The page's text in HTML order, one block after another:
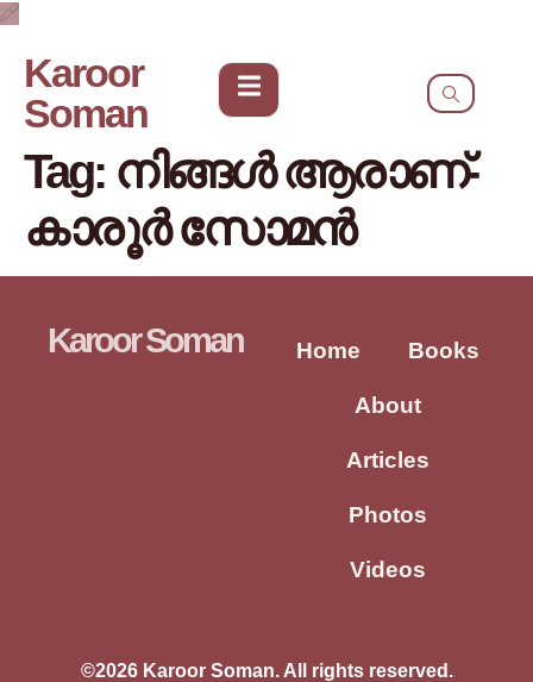
Karoor
Soman
Tag: നിങ്ങൾ ആരാണ്-
കാരൂർ സോമൻ
Karoor Soman Home Books
About
Articles
Photos
Videos
©2026 Karoor Soman. All rights reserved.